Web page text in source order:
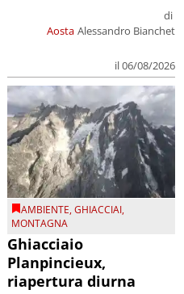
Aosta
di
Alessandro Bianchet
il 06/08/2026
AMBIENTE,GHIACCIAI,
MONTAGNA
Ghiacciaio
Planpincieux,
riapertura diurna